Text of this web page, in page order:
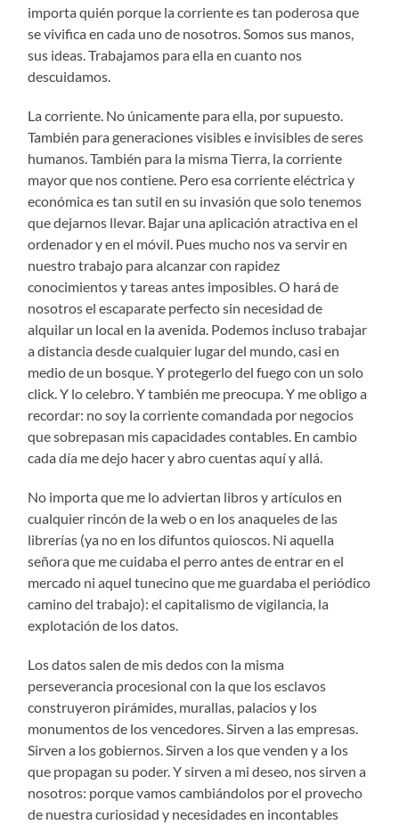
importa quién porque la corriente es tan poderosa que
se vivifica en cada uno de nosotros. Somos sus manos,
sus ideas. Trabajamos para ella en cuanto nos
descuidamos.
La corriente. No únicamente para ella, por supuesto.
También para generaciones visibles e invisibles de seres
humanos. También para la misma Tierra, la corriente
mayor que nos contiene. Pero esa corriente eléctrica y
económica es tan sutil en su invasión que solo tenemos
que dejarnos llevar. Bajar una aplicación atractiva en el
ordenador y en el móvil. Pues mucho nos va servir en
nuestro trabajo para alcanzar con rapidez
conocimientos y tareas antes imposibles. O hará de
nosotros el escaparate perfecto sin necesidad de
alquilar un local en la avenida. Podemos incluso trabajar
a distancia desde cualquier lugar del mundo, casi en
medio de un bosque. Y protegerlo del fuego con un solo
click. Y lo celebro. Y también me preocupa. Y me obligo a
recordar: no soy la corriente comandada por negocios
que sobrepasan mis capacidades contables. En cambio
cada día me dejo hacer y abro cuentas aquí y allá.
No importa que me lo adviertan libros y artículos en
cualquier rincón de la web o en los anaqueles de las
librerías (ya no en los difuntos quioscos. Ni aquella
señora que me cuidaba el perro antes de entrar en el
mercado ni aquel tunecino que me guardaba el periódico
camino del trabajo): el capitalismo de vigilancia, la
explotación de los datos.
Los datos salen de mis dedos con la misma
perseverancia procesional con la que los esclavos
construyeron pirámides, murallas, palacios y los
monumentos de los vencedores. Sirven a las empresas.
Sirven a los gobiernos. Sirven a los que venden y a los
que propagan su poder. Y sirven a mi deseo, nos sirven a
nosotros: porque vamos cambiándolos por el provecho
de nuestra curiosidad y necesidades en incontables